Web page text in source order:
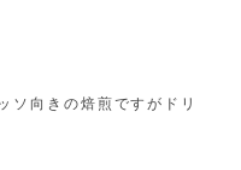
ソ向きの焙煎ですがドリ